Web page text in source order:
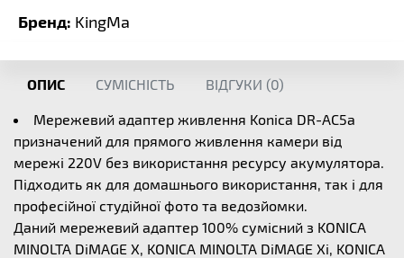
Бренд: KingMa
ОПИС СУМІСНІСТЬ ВІДГУКИ (0)
Мережевий адаптер живлення Konica DR-AC5a
призначений для прямого живлення камери від
мережі 220V без використання ресурсу акумулятора.
Підходить як для домашнього використання, так і для
професійної студійної фото та ведозйомки.
Даний мережевий адаптер 100% сумісний з KONICA
MINOLTA DiMAGE X, KONICA MINOLTA DiMAGE Xi, KONICA